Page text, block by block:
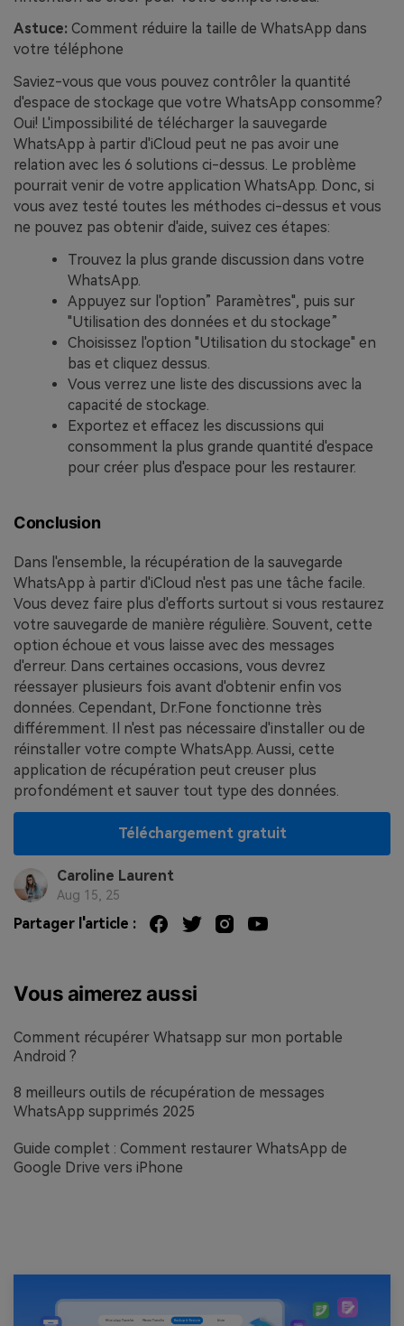
Astuce: Comment réduire la taille de WhatsApp dans
votre téléphone
Saviez-vous que vous pouvez contrôler la quantité
d'espace de stockage que votre WhatsApp consomme?
Oui! L'impossibilité de télécharger la sauvegarde
WhatsApp à partir d'iCloud peut ne pas avoir une
relation avec les 6 solutions ci-dessus. Le problème
pourrait venir de votre application WhatsApp. Donc, si
vous avez testé toutes les méthodes ci-dessus et vous
ne pouvez pas obtenir d'aide, suivez ces étapes:
Trouvez la plus grande discussion dans votre
WhatsApp.
Appuyez sur l'option” Paramètres", puis sur
"Utilisation des données et du stockage”
Choisissez l'option "Utilisation du stockage" en
bas et cliquez dessus.
Vous verrez une liste des discussions avec la
capacité de stockage.
Exportez et effacez les discussions qui
consomment la plus grande quantité d'espace
pour créer plus d'espace pour les restaurer.
Conclusion
Dans l'ensemble, la récupération de la sauvegarde
WhatsApp à partir d'iCloud n'est pas une tâche facile.
Vous devez faire plus d'efforts surtout si vous restaurez
votre sauvegarde de manière régulière. Souvent, cette
option échoue et vous laisse avec des messages
d'erreur. Dans certaines occasions, vous devrez
réessayer plusieurs fois avant d'obtenir enfin vos
données. Cependant, Dr.Fone fonctionne très
différemment. Il n'est pas nécessaire d'installer ou de
réinstaller votre compte WhatsApp. Aussi, cette
application de récupération peut creuser plus
profondément et sauver tout type des données.
Téléchargement gratuit
Caroline Laurent
Aug 15, 25
Partager l'article :
Vous aimerez aussi
Comment récupérer Whatsapp sur mon portable
Android ?
8 meilleurs outils de récupération de messages
WhatsApp supprimés 2025
Guide complet : Comment restaurer WhatsApp de
Google Drive vers iPhone